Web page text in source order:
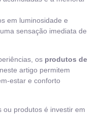
em luminosidade e
sensação imediata de
os produtos de
artigo permitem
estar e conforto
ou produtos é investir em